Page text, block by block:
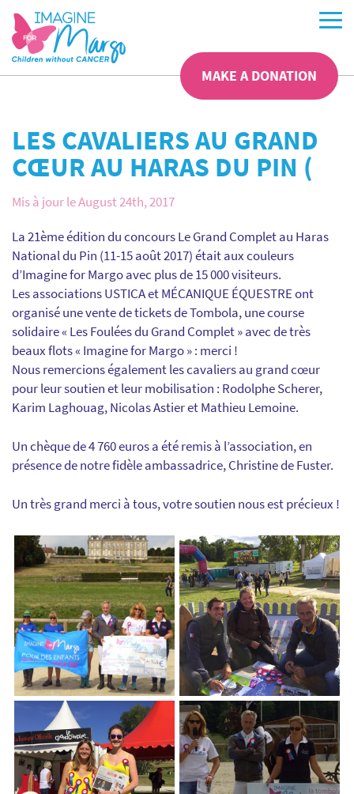
MAKE A DONATION
LES CAVALIERS AU GRAND
CŒUR AU HARAS DU PIN (
Mis à jour le August 24th, 2017
La 21ème édition du concours Le Grand Complet au Haras
National du Pin (11-15 août 2017) était aux couleurs
d’Imagine for Margo avec plus de 15 000 visiteurs.
Les associations USTICA et MÉCANIQUE ÉQUESTRE ont
organisé une vente de tickets de Tombola, une course
solidaire « Les Foulées du Grand Complet » avec de très
beaux flots « Imagine for Margo » : merci !
Nous remercions également les cavaliers au grand cœur
pour leur soutien et leur mobilisation : Rodolphe Scherer,
Karim Laghouag, Nicolas Astier et Mathieu Lemoine.
Un chèque de 4 760 euros a été remis à l’association, en
présence de notre fidèle ambassadrice, Christine de Fuster.
Un très grand merci à tous, votre soutien nous est précieux !